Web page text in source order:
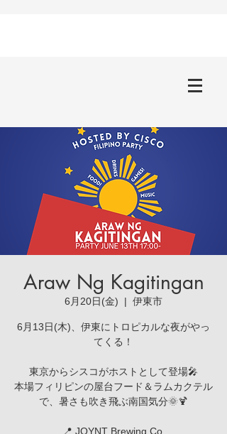
Araw Ng Kagitingan
6月20日(金)
  |
伊東市
6月13日(木)、伊東にトロピカルな夜がやっ
てくる！
東京からシスコがホストとして登場🎤
本場フィリピンの屋台フード＆ラムカクテル
で、暑さも吹き飛ぶ南国気分🌞🍹
📍 JOYNT Brewing Co.